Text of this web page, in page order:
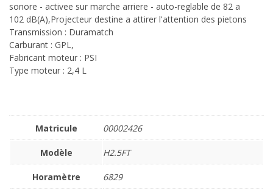
sonore - activee sur marche arriere - auto-reglable de 82 a
102 dB(A),Projecteur destine a attirer l'attention des pietons
Transmission : Duramatch
Carburant : GPL,
Fabricant moteur : PSI
Type moteur : 2,4 L
Matricule 00002426
Modèle H2.5FT
Horamètre 6829